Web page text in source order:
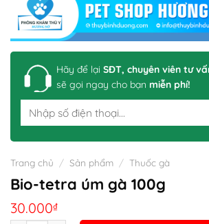
Hãy để lại SĐT, chuyên viên tư
sẽ gọi ngay cho bạn miễn phí!
Trang chủ / Sản phẩm / Thuốc gà
Bio-tetra úm gà 100g
30.000₫